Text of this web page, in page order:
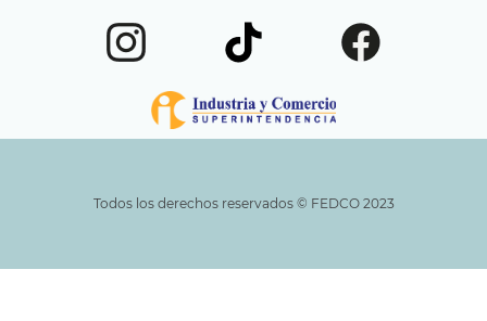
Todos los derechos reservados ©️ FEDCO 2023